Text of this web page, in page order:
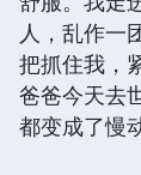
人，乱作一
把抓住我，
爸爸今天去
都变成了慢